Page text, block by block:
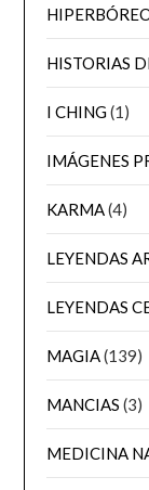
HISTORIAS
I CHING(1)
IMÁGENES
KARMA(4)
LEYENDAS
LEYENDAS
MAGIA(139)
MANCIAS (3)
MEDICINA